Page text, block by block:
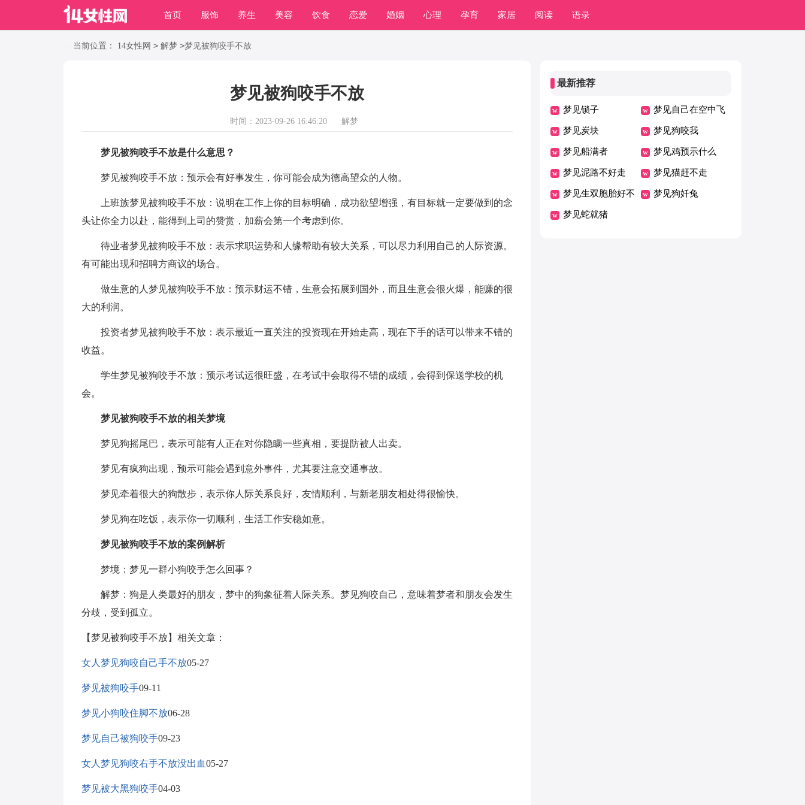
首页 服饰 养生 美容 饮食 恋爱 婚姻 心理 孕育 家居 阅读 语录
职场 动物 养殖
当前位置： 14女性网 > 解梦 >梦见被狗咬手不放
梦见被狗咬手不放
时间：2023-09-26 16:46:20 解梦
梦见被狗咬手不放是什么意思？
梦见被狗咬手不放：预示会有好事发生，你可能会成为德高望众的人物。
上班族梦见被狗咬手不放：说明在工作上你的目标明确，成功欲望增强，有目标就一定要做到的念
头让你全力以赴，能得到上司的赞赏，加薪会第一个考虑到你。
待业者梦见被狗咬手不放：表示求职运势和人缘帮助有较大关系，可以尽力利用自己的人际资源。
有可能出现和招聘方商议的场合。
做生意的人梦见被狗咬手不放：预示财运不错，生意会拓展到国外，而且生意会很火爆，能赚的很
大的利润。
投资者梦见被狗咬手不放：表示最近一直关注的投资现在开始走高，现在下手的话可以带来不错的
收益。
学生梦见被狗咬手不放：预示考试运很旺盛，在考试中会取得不错的成绩，会得到保送学校的机
会。
梦见被狗咬手不放的相关梦境
梦见狗摇尾巴，表示可能有人正在对你隐瞒一些真相，要提防被人出卖。
梦见有疯狗出现，预示可能会遇到意外事件，尤其要注意交通事故。
梦见牵着很大的狗散步，表示你人际关系良好，友情顺利，与新老朋友相处得很愉快。
梦见狗在吃饭，表示你一切顺利，生活工作安稳如意。
梦见被狗咬手不放的案例解析
梦境：梦见一群小狗咬手怎么回事？
解梦：狗是人类最好的朋友，梦中的狗象征着人际关系。梦见狗咬自己，意味着梦者和朋友会发生
分歧，受到孤立。
【梦见被狗咬手不放】相关文章：
女人梦见狗咬自己手不放05-27
梦见被狗咬手09-11
梦见小狗咬住脚不放06-28
梦见自己被狗咬手09-23
女人梦见狗咬右手不放没出血05-27
梦见被大黑狗咬手04-03
最新推荐
梦见锁子 梦见自己在空中飞
预示什么
梦见炭块 梦见狗咬我
梦见船满者 梦见鸡预示什么
梦见泥路不好走 梦见猫赶不走
梦见生双胞胎好不
好
梦见狗奷兔
梦见蛇就猪